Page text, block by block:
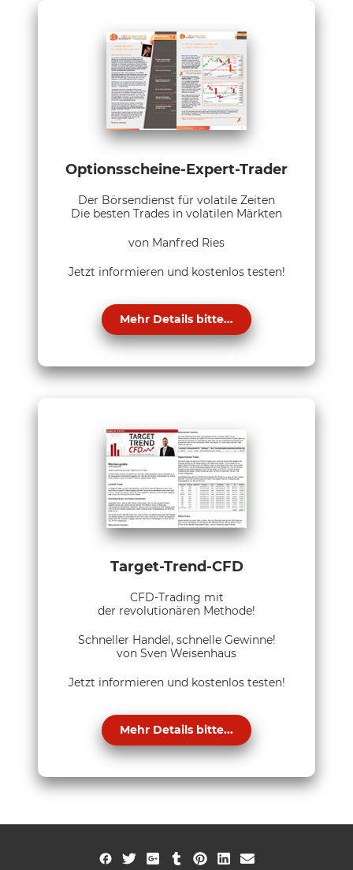
Optionsscheine-Expert-Trader
Der Börsendienst für volatile Zeiten
Die besten Trades in volatilen Märkten
von Manfred Ries
Jetzt informieren und kostenlos testen!
Mehr Details bitte...
Target-Trend-CFD
CFD-Trading mit
der revolutionären Methode!
Schneller Handel, schnelle Gewinne!
von Sven Weisenhaus
Jetzt informieren und kostenlos testen!
Mehr Details bitte...